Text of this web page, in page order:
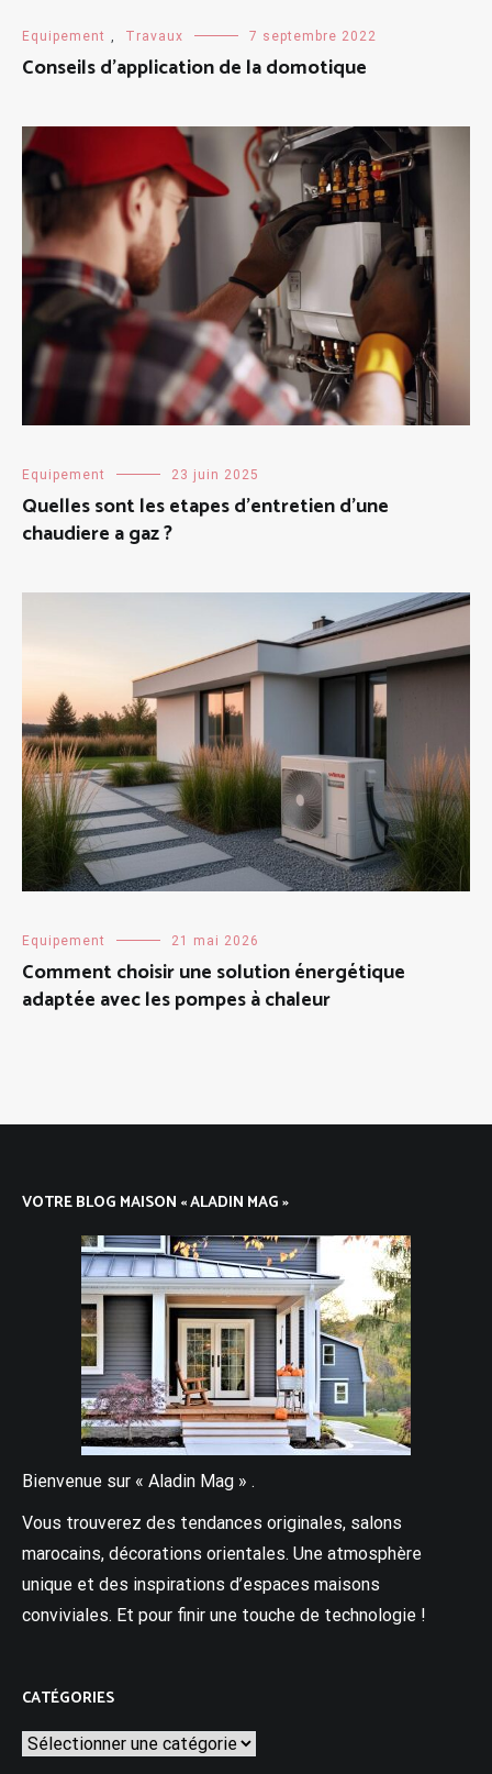
Equipement Travaux 7 septembre 2022
Conseils d’application de la domotique
Equipement 23 juin 2025
Quelles sont les etapes d’entretien d’une
chaudiere a gaz ?
Equipement 21 mai 2026
Comment choisir une solution énergétique
adaptée avec les pompes à chaleur
VOTRE BLOG MAISON « ALADIN MAG »
Bienvenue sur « Aladin Mag » .
Vous trouverez des tendances originales, salons
marocains, décorations orientales. Une atmosphère
unique et des inspirations d’espaces maisons
conviviales. Et pour finir une touche de technologie !
CATÉGORIES
Catégories